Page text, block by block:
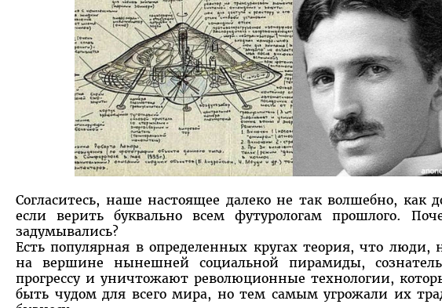
Согласитесь, наше настоящее далеко не так волшебно, как
если верить буквально всем футурологам прошлого.
задумывались?
Есть популярная в определенных кругах теория, что люди,
на вершине нынешней социальной пирамиды,
прогрессу и уничтожают революционные технологии,
быть чудом для всего мира, но тем самым угрожали их